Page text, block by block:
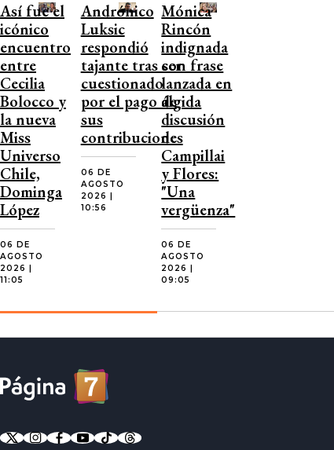
Así fue el
icónico
encuentro
entre
Cecilia
Bolocco y
la nueva
Miss
Universo
Chile,
Dominga
López
06 DE
AGOSTO
2026 |
11:05
Andrónico
Luksic
respondió
tajante tras ser
cuestionado
por el pago de
sus
contribuciones
06 DE
AGOSTO
2026 |
10:56
Mónica
Rincón
indignada
con frase
lanzada en
álgida
discusión
de
Campillai
y Flores:
"Una
vergüenza"
06 DE
AGOSTO
2026 |
09:05